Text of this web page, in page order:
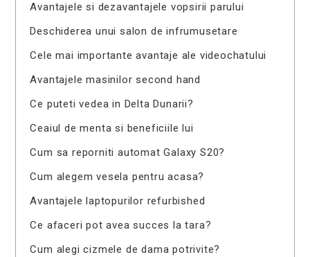
Avantajele si dezavantajele vopsirii parului
Deschiderea unui salon de infrumusetare
Cele mai importante avantaje ale videochatului
Avantajele masinilor second hand
Ce puteti vedea in Delta Dunarii?
Ceaiul de menta si beneficiile lui
Cum sa reporniti automat Galaxy S20?
Cum alegem vesela pentru acasa?
Avantajele laptopurilor refurbished
Ce afaceri pot avea succes la tara?
Cum alegi cizmele de dama potrivite?